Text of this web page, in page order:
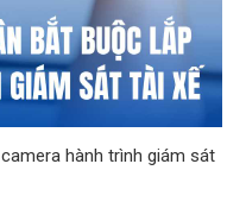
hành trình giám sát